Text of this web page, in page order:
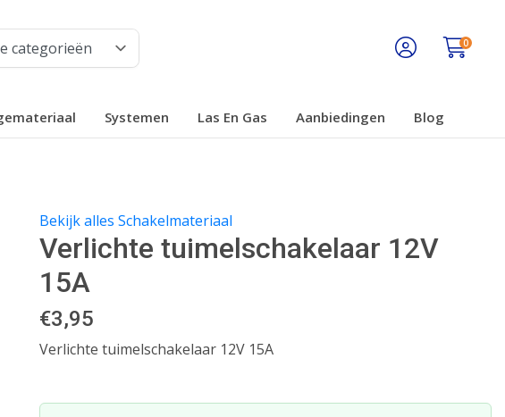
0
Systemen Las En Gas Aanbiedingen Blog
Bekijk alles Schakelmateriaal
Verlichte tuimelschakelaar 12V
15A
€3,95
Verlichte tuimelschakelaar 12V 15A